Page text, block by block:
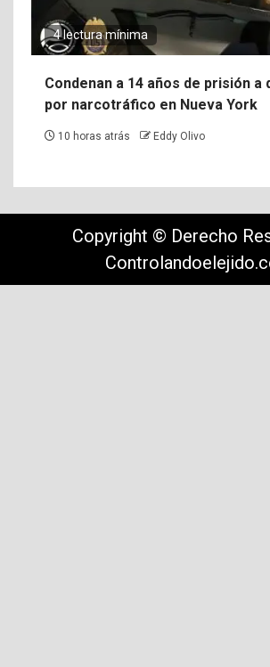
4 lectura mínima
Condenan a 14 años de prisión a
por narcotráfico en Nueva York
10 horas atrás Eddy Olivo
Copyright © Derecho